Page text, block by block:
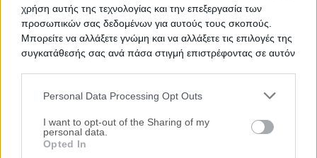
χρήση αυτής της τεχνολογίας και την επεξεργασία των
προσωπικών σας δεδομένων για αυτούς τους σκοπούς.
Μπορείτε να αλλάξετε γνώμη και να αλλάξετε τις επιλογές της
συγκατάθεσής σας ανά πάσα στιγμή επιστρέφοντας σε αυτόν
services and may gather and store information including but
not limited to your visit or usage behaviour. You may click to
grant or deny consent to Google and its third-party tags to
Personal Data Processing Opt Outs
I want to opt-out of the Sharing of my
personal data.
Opted In
Προτεινόμενα Ακίνητα
Μονοκατοικία 113 τ.μ.
Παλαιά Εθνική Οδός Σάμου - Πυθαγορείου,
Ταμπάχανα, Πυθαγόρειο, Νομός Σάμου
Πρώτη Προσφορά:
63.200€
Διαμέρισμα 52 τ.μ.